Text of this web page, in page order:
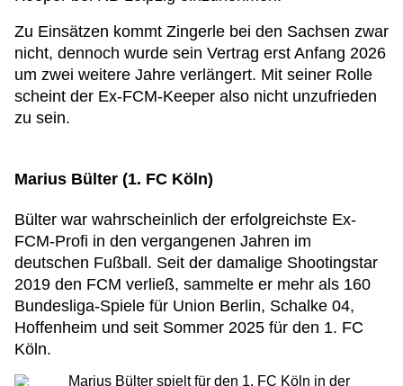
Zu Einsätzen kommt Zingerle bei den Sachsen zwar
nicht, dennoch wurde sein Vertrag erst Anfang 2026
um zwei weitere Jahre verlängert. Mit seiner Rolle
scheint der Ex-FCM-Keeper also nicht unzufrieden
zu sein.
Marius Bülter (1. FC Köln)
Bülter war wahrscheinlich der erfolgreichste Ex-
FCM-Profi in den vergangenen Jahren im
deutschen Fußball. Seit der damalige Shootingstar
2019 den FCM verließ, sammelte er mehr als 160
Bundesliga-Spiele für Union Berlin, Schalke 04,
Hoffenheim und seit Sommer 2025 für den 1. FC
Köln.